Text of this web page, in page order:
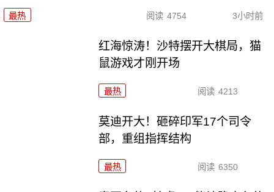
最热 阅读 4754 3小时前
红海惊涛！沙特摆开大棋局，猫
鼠游戏才刚开场
最热 阅读 4213
莫迪开大！砸碎印军17个司令
部，重组指挥结构
最热 阅读 6350